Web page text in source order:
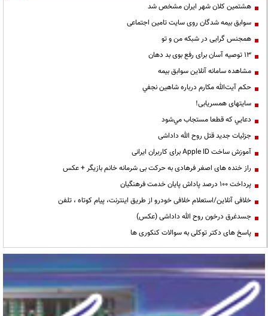
هشتمین کلان شهر ایران مشخص شد
سوابق بیمه شدگان روی سایت تامین اجتماعی
همجنس گرایی در شبکه من و تو
13 توصیه آسان برای رفع بوی بد دهان
مشاهده سامانه آنلاين سوابق بیمه
حكم آيت‌الله مكارم درباره شاهين نجفي
سایتهای همسریابی!
دعايي كه قطعا مستجاب مي‌شود
جزئیات جدید قتل روح الله داداشی
آموزش ساخت Apple ID برای کاربران ایرانی
راز خنده های اصغر فرهادی به حرکت بی شرمانه خانم بازیگر + عکس
پرداخت ۱۰۰ درصد پاداش پایان خدمت فرهنگیان
خلافی آنلاین/استعلام خلافی خودرو از طریق اینترنت، پیام کوتاه ، تلفن
جسدغرق درخون روح الله داداشی (عکس)
پاسخ های دکتر توکلی به سوالات کنکوری ها